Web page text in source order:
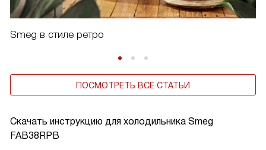
Скачать инструкцию для холодильника Smeg
FAB38RPB
Smeg в стиле ретро
ПОСМОТРЕТЬ ВСЕ СТАТЬИ